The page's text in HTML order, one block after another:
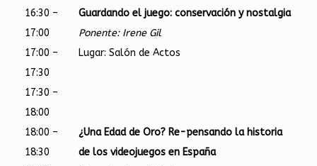
16:30 –
17:00
Guardando el juego: conservación y nostalgia
Ponente: Irene Gil
Lugar: Salón de Actos
17:00 –
17:30
17:30 –
18:00
18:00 –
18:30
¿Una Edad de Oro? Re-pensando la historia
de los videojuegos en España